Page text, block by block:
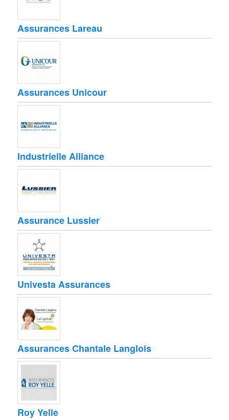
Assurances Lareau
Assurances Unicour
Industrielle Alliance
Assurance Lussier
Univesta Assurances
Assurances Chantale Langlois
Roy Yelle